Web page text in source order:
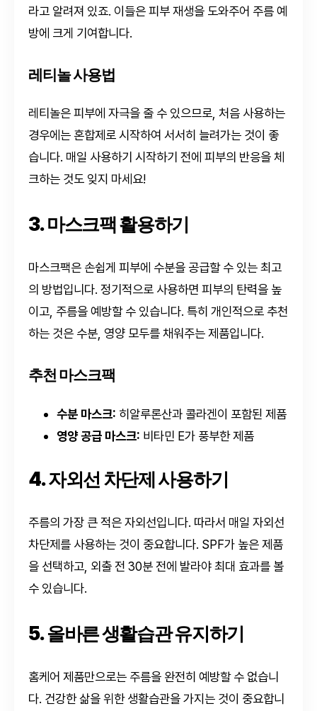
라고 알려져 있죠. 이들은 피부 재생을 도와주어 주름 예
방에 크게 기여합니다.
레티놀 사용법
레티놀은 피부에 자극을 줄 수 있으므로, 처음 사용하는
경우에는 혼합제로 시작하여 서서히 늘려가는 것이 좋
습니다. 매일 사용하기 시작하기 전에 피부의 반응을 체
크하는 것도 잊지 마세요!
3. 마스크팩 활용하기
마스크팩은 손쉽게 피부에 수분을 공급할 수 있는 최고
의 방법입니다. 정기적으로 사용하면 피부의 탄력을 높
이고, 주름을 예방할 수 있습니다. 특히 개인적으로 추천
하는 것은 수분, 영양 모두를 채워주는 제품입니다.
추천 마스크팩
수분 마스크: 히알루론산과 콜라겐이 포함된 제품
영양 공급 마스크: 비타민 E가 풍부한 제품
4. 자외선 차단제 사용하기
주름의 가장 큰 적은 자외선입니다. 따라서 매일 자외선
차단제를 사용하는 것이 중요합니다. SPF가 높은 제품
을 선택하고, 외출 전 30분 전에 발라야 최대 효과를 볼
수 있습니다.
5. 올바른 생활습관 유지하기
홈케어 제품만으로는 주름을 완전히 예방할 수 없습니
다. 건강한 삶을 위한 생활습관을 가지는 것이 중요합니